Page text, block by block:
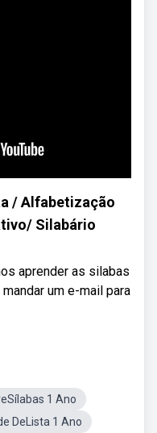
/ Alfabetização
Silabário
aprender as silabas
um e-mail para
1 Ano
DeLista 1 Ano